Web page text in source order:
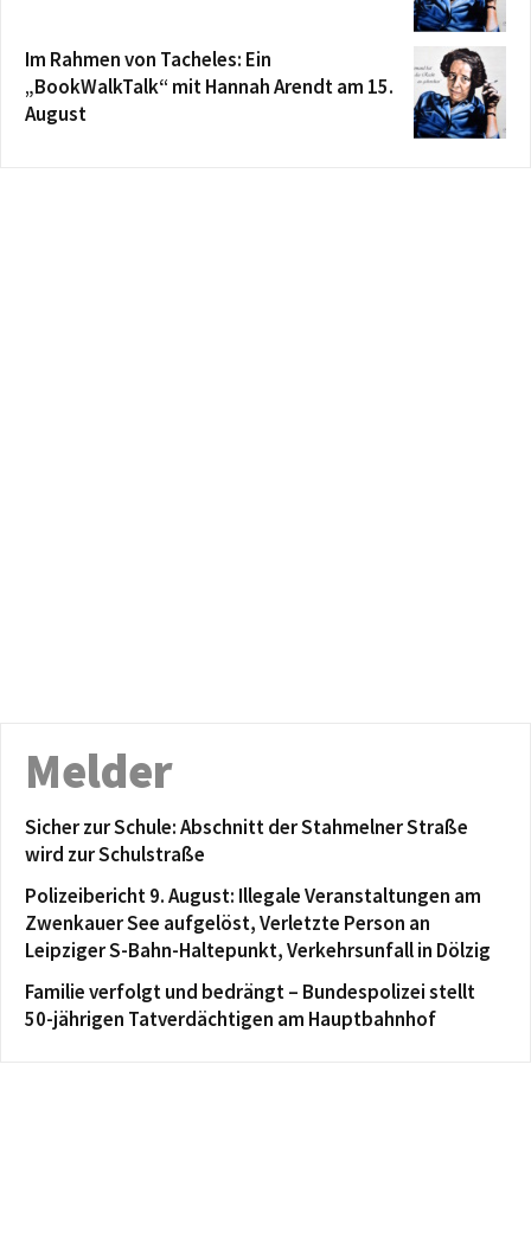
Im Rahmen von Tacheles: Ein
„BookWalkTalk“ mit Hannah Arendt am 15.
August
Melder
Sicher zur Schule: Abschnitt der Stahmelner Straße
wird zur Schulstraße
Polizeibericht 9. August: Illegale Veranstaltungen am
Zwenkauer See aufgelöst, Verletzte Person an
Leipziger S-Bahn-Haltepunkt, Verkehrsunfall in Dölzig
Familie verfolgt und bedrängt – Bundespolizei stellt
50-jährigen Tatverdächtigen am Hauptbahnhof